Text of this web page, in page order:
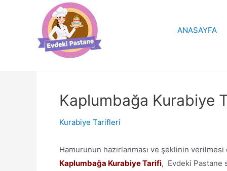
ANASAYFA
Kaplumbağa Kurabiye
Kurabiye Tarifleri
Hamurunun hazırlanması ve şeklinin verilmesi
Kaplumbağa Kurabiye Tarifi, Evdeki Pastane